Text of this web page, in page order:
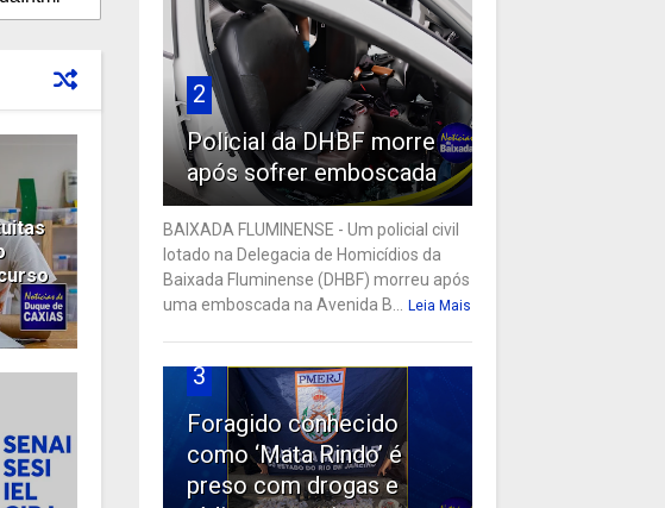
2
Policial da DHBF morre
após sofrer emboscada
BAIXADA FLUMINENSE - Um policial civil
lotado na Delegacia de Homicídios da
Baixada Fluminense (DHBF) morreu após
uma emboscada na Avenida B...
Leia Mais
3
Foragido conhecido
como ‘Mata Rindo’ é
preso com drogas e